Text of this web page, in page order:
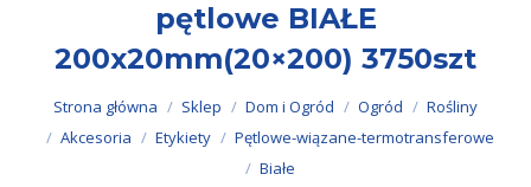
pętlowe BIAŁE
200x20mm(20×200) 3750szt
Jesteś tutaj:
Strona główna Sklep Dom i Ogród Ogród
Rośliny
Akcesoria
Etykiety
Pętlowe-wiązane-termotransferowe
Białe